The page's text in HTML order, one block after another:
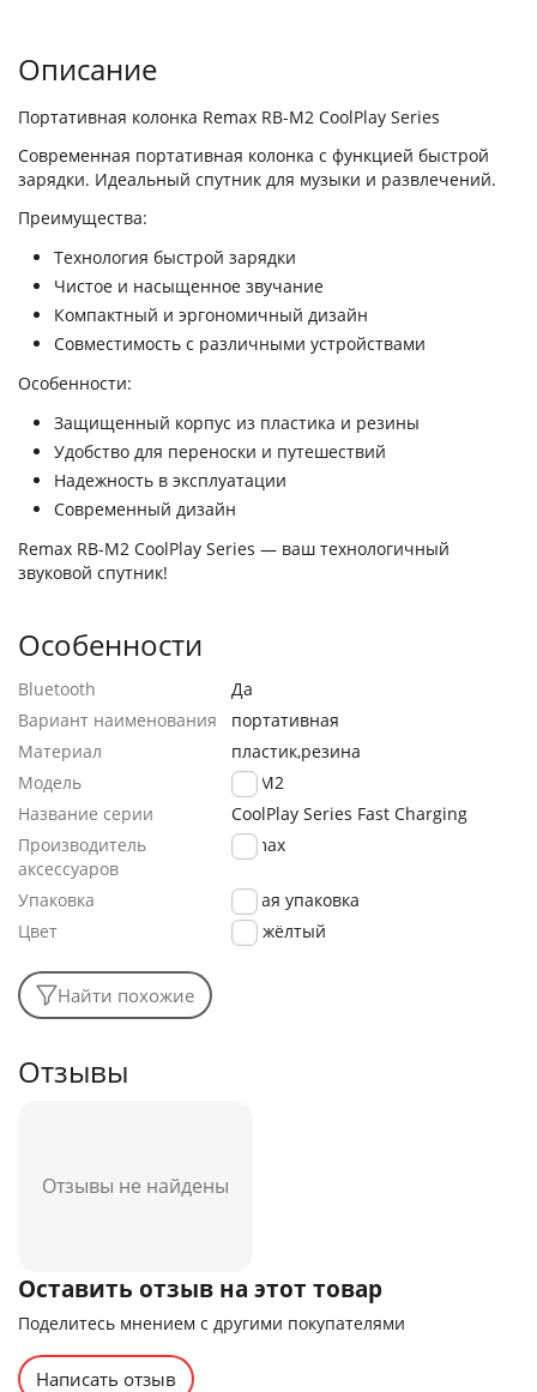
Описание
Портативная колонка Remax RB-M2 CoolPlay Series
Современная портативная колонка с функцией быстрой
зарядки. Идеальный спутник для музыки и развлечений.
Преимущества:
Технология быстрой зарядки
Чистое и насыщенное звучание
Компактный и эргономичный дизайн
Совместимость с различными устройствами
Особенности:
Защищенный корпус из пластика и резины
Удобство для переноски и путешествий
Надежность в эксплуатации
Современный дизайн
Remax RB-M2 CoolPlay Series — ваш технологичный
звуковой спутник!
Особенности
Bluetooth
Да
Вариант наименования
портативная
Материал
пластик,резина
Модель
RB-M2
Название серии
CoolPlay Series Fast Charging
Производитель
аксессуаров
Remax
Упаковка
мятая упаковка
Цвет
жёлтый
Найти похожие
Отзывы
Отзывы не найдены
Оставить отзыв на этот товар
Поделитесь мнением с другими покупателями
Написать отзыв